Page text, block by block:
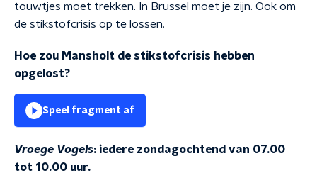
touwtjes moet trekken. In Brussel moet je zijn. Ook om
de stikstofcrisis op te lossen.
Hoe zou Mansholt de stikstofcrisis hebben
opgelost?
Speel fragment af
Vroege Vogels: iedere zondagochtend van 07.00
tot 10.00 uur.